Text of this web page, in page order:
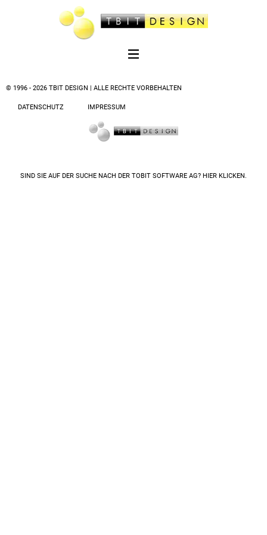
© 1996 - 2026 TBIT DESIGN | ALLE RECHTE VORBEHALTEN
DATENSCHUTZ IMPRESSUM
SIND SIE AUF DER SUCHE NACH DER TOBIT SOFTWARE AG? HIER KLICKEN.